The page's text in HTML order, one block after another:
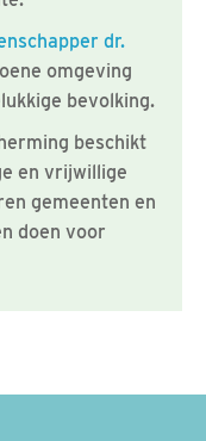
dr.
omgeving
bevolking.
beschikt
en vrijwillige
gemeenten en
doen voor